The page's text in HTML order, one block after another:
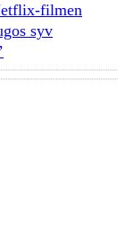
filmen
syv